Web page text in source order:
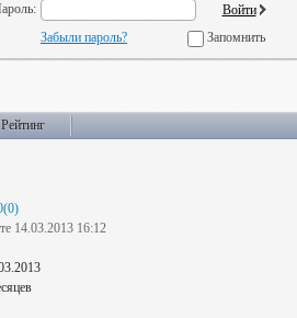
Забыли пароль? Запомнить
Рейтинг
14.03.2013 16:12